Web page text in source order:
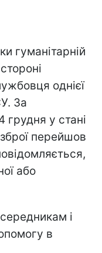
гуманітарній
однієї
За
грудня у стані
перейшов
або
і
в